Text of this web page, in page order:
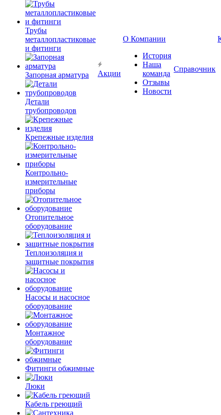
Трубы
металлопластиковые
и фитинги
Запорная арматура
Детали
трубопроводов
Крепежные изделия
Контрольно-
измерительные
приборы
Отопительное
оборудование
Теплоизоляция и
защитные покрытия
Насосы и насосное
оборудование
Монтажное
оборудование
Фитинги обжимные
Люки
Кабель греющий
Акции
О Компании
История
Наша
команда
Отзывы
Новости
Справочник